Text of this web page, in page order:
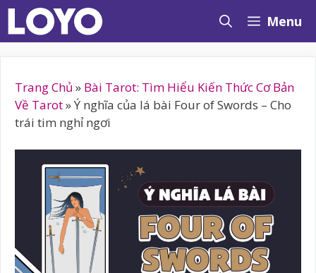
Chuyển
đến
nội
Menu
Trang Chủ » Bài Tarot: Tìm Hiểu Kiến Thức Cơ Bản
Về Tarot»Ý nghĩa của lá bài Four of Swords – Cho
trái tim nghỉ ngơi